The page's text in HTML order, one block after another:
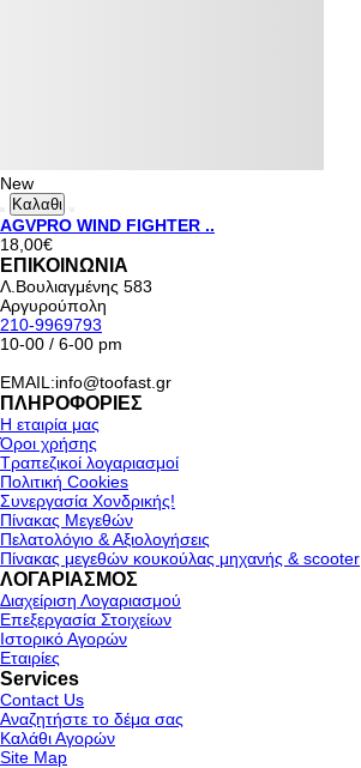
New
Καλαθι
AGVPRO WIND FIGHTER ..
18,00€
ΕΠΙΚΟΙΝΩΝΙΑ
Λ.Βουλιαγμένης 583
Αργυρούπολη
210-9969793
10-00 / 6-00 pm
EMAIL:info@toofast.gr
ΠΛΗΡΟΦΟΡΙΕΣ
Η εταιρία μας
Όροι χρήσης
Τραπεζικοί λογαριασμοί
Πολιτική Cookies
Συνεργασία Χονδρικής!
Πίνακας Μεγεθών
Πελατολόγιο & Αξιολογήσεις
Πίνακας μεγεθών κουκούλας μηχανής & scooter
ΛΟΓΑΡΙΑΣΜΟΣ
Διαχείριση Λογαριασμού
Επεξεργασία Στοιχείων
Ιστορικό Αγορών
Εταιρίες
Services
Contact Us
Αναζητήστε το δέμα σας
Καλάθι Αγορών
Site Map